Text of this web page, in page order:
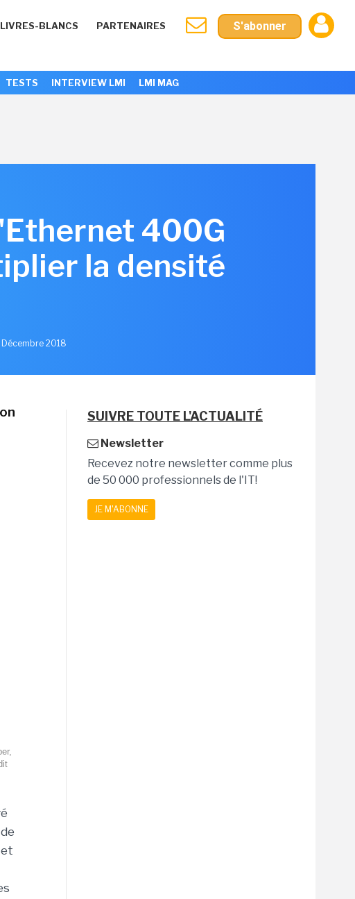
LIVRES-BLANCS PARTENAIRES S'abonner
TESTS INTERVIEW LMI LMI MAG
400G
la densité
Décembre 2018
SUIVRE TOUTE L'ACTUALITÉ
Newsletter
Recevez notre newsletter comme plus
de 50 000 professionnels de l'IT!
JE M'ABONNE